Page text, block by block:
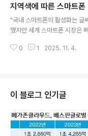
전문가들은 2007년을 모바일
고 있다. 이러한 긍정적인 평
형 업체들이 이통사가 제공하는
수 있는 서비스로는 미국
지역색에 따른 스마트폰
"국내 스마트폰의 활성화는 글
했지만 세계 스마트폰 시장은
3월에 발표한 세계 스마트폰 판
기반의 스마트폰가 독점하다시
국이 중심이 되는 아시아권에
주도권 싸움을 하고 있으며,
아래는 GigaOm의 자료를 기
다. 다른 지역의 OS 점유율 추
0 1 2025. 11. 4.
이 블로그 인기글